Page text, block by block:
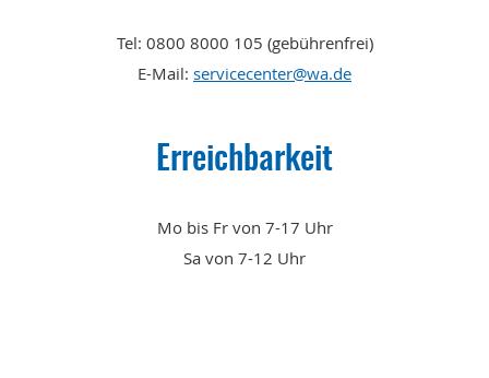
Tel: 0800 8000 105 (gebührenfrei)
E-Mail: servicecenter@wa.de
Erreichbarkeit
Mo bis Fr von 7-17 Uhr
Sa von 7-12 Uhr